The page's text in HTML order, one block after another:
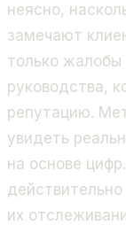
неясно,
замечают
только
руководства,
репутацию.
увидеть
на основе
их